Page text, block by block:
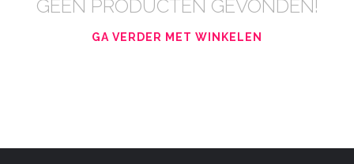
GEEN PRODUCTEN GEVONDEN!
GA VERDER MET WINKELEN